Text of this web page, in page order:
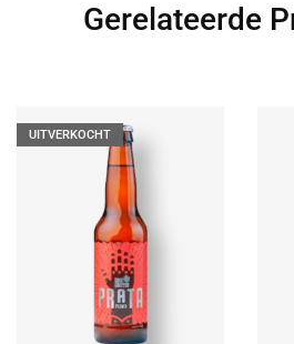
Gerelateerde
UITVERKOCHT